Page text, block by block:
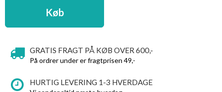
Køb
GRATIS FRAGT PÅ KØB OVER 600,-
På ordrer under er fragtprisen 49,-
HURTIG LEVERING 1-3 HVERDAGE